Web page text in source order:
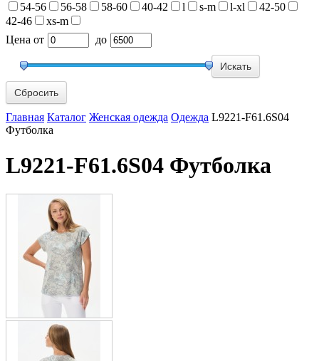
54-56
56-58 58-60 40-42 l s-m l-xl
42-50
42-46
xs-m
Цена от до
Сбросить
Главная Каталог Женская одежда Одежда L9221-F61.6S04
Футболка
L9221-F61.6S04 Футболка